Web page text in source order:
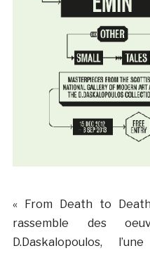
« From Death to
rassemble des
D.Daskalopoulos,